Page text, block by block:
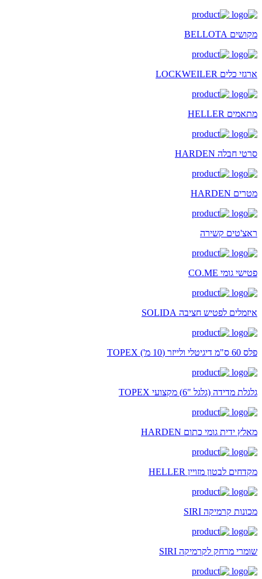
מקושים BELLOTA
ארגזי כלים LOCKWEILER
מתאמים HELLER
סרטי חבלה HARDEN
מטרים HARDEN
ראצ'טים קשירה
פטישי גומי CO.ME
איזמלים לפטיש חציבה SOLIDA
פלס 60 ס"מ דיגיטלי ולייזר (10 מ') TOPEX
גלגלת מדידה (גלגל "6) מקצועי TOPEX
מאלץ ידית גומי כתום HARDEN
מקדחים לבטון מזויין HELLER
מכונות קרמיקה SIRI
שומרי מרחק לקרמיקה SIRI